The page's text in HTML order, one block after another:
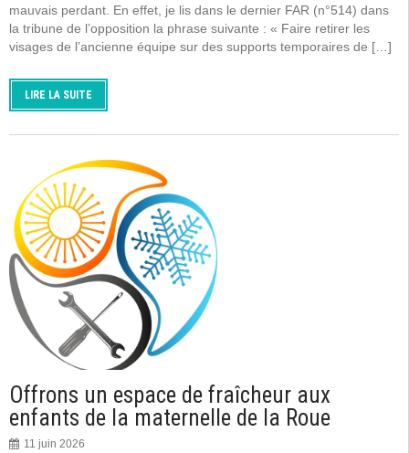
mauvais perdant. En effet, je lis dans le dernier FAR (n°514) dans
la tribune de l’opposition la phrase suivante : « Faire retirer les
visages de l’ancienne équipe sur des supports temporaires de […]
LIRE LA SUITE
Offrons un espace de fraîcheur aux
enfants de la maternelle de la Roue
11 juin 2026